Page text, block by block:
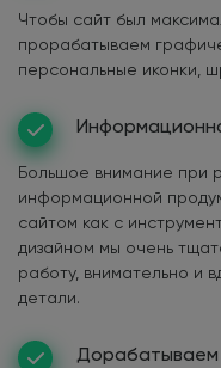
Чтобы сайт был
прорабатываем
персональные иконки,
Большое внимание при
информационной
сайтом как с
дизайном мы очень
работу, внимательно и
детали.
Дорабатываем